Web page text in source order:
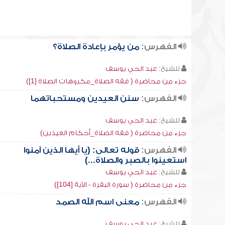
الفهرس:من يؤمر بإعادة الصلاة؟
للشيخ: عبد الحي يوسف
جزء من محاضرة ( فقه الصلاة_مكروهات الصلاة [1])
الفهرس: سنن العيدين ومستحباتهما
للشيخ: عبد الحي يوسف
جزء من محاضرة ( فقه الصلاة_أحكام العيدين)
الفهرس:قوله تعالى: (يا أيها الذين آمنوا
استعينوا بالصبر والصلاة...)
للشيخ: عبد الحي يوسف
جزء من محاضرة ( سورة البقرة - الآية [104])
الفهرس:معنى اسم الله الصمد